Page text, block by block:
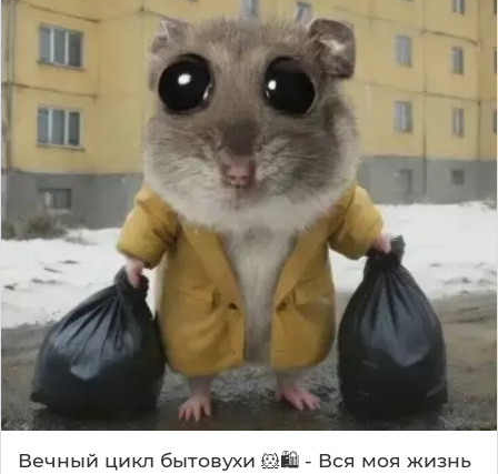
Вечный цикл бытовухи 🐹🛍️ - Вся моя жизнь